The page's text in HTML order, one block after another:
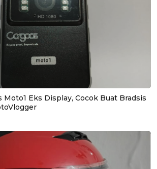
Moto1 Eks Display, Cocok Buat Bradsis